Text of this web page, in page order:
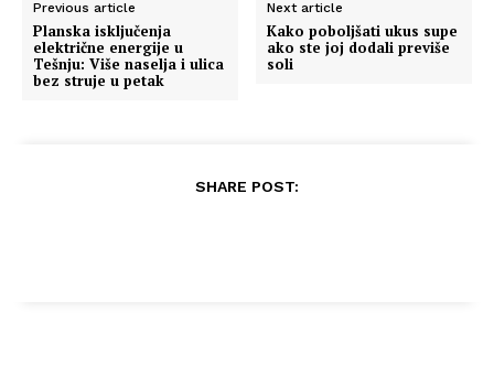
Previous article
Planska isključenja
električne energije u
Tešnju: Više naselja i ulica
bez struje u petak
Next article
Kako poboljšati ukus supe
ako ste joj dodali previše
soli
SHARE POST: